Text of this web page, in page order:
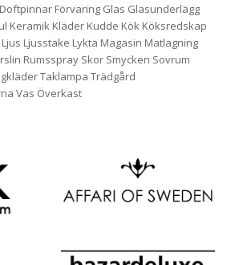
Doftpinnar Förvaring Glas Glasunderlägg
Keramik Kläder Kudde Kök Köksredskap
Ljus Ljusstake Lykta Magasin Matlagning
Rumsspray Skor Smycken Sovrum
Taklampa Trädgård
Vas Överkast